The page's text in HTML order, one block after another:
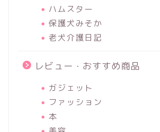
ハムスター
保護犬みそか
老犬介護日記
レビュー・おすすめ商品
ガジェット
ファッション
本